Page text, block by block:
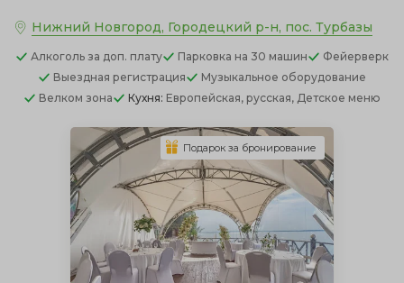
Нижний Новгород, Городецкий р-н, пос. Турбазы
Алкоголь за доп. плату Парковка на 30 машин
Фейерверк
Выездная регистрация
Музыкальное оборудование
Велком зона
Кухня: Европейская, русская, Детское меню
Подарок за бронирование